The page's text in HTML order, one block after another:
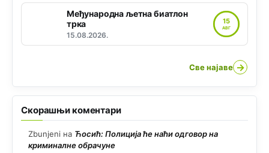
Међународна љетна биатлон
трка
15.08.2026.
15
АВГ
Све најаве →
Скорашњи коментари
Zbunjeni на Ћосић: Полиција ће наћи одговор на
криминалне обрачуне